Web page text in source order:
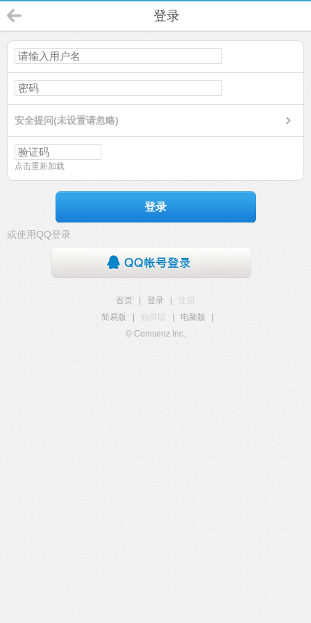
登录
安全提问(未设置请忽略)
点击重新加载
登录
或使用QQ登录
首页 登录
注册
简易版
触屏版 电脑版
© Comsenz Inc.